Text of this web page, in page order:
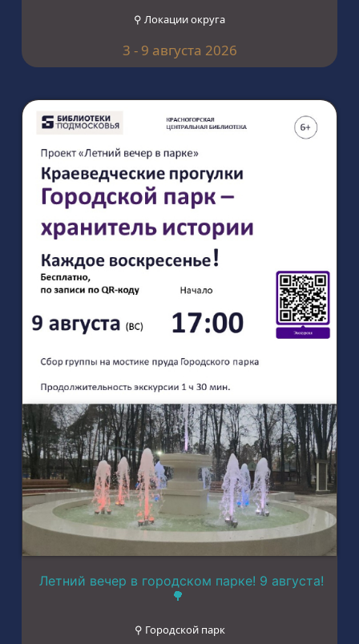
⚲ Локации округа
3 - 9 августа 2026
Летний вечер в городском парке! 9 августа!
🌳
⚲ Городской парк